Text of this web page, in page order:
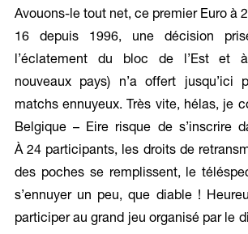
Avouons-le tout net, ce premier Euro à
16 depuis 1996, une décision
l’éclatement du bloc de l’Est et
nouveaux pays) n’a offert jusqu’ici
matchs ennuyeux. Très vite, hélas, je
Belgique – Eire risque de s’inscrire
À 24 participants, les droits de
des poches se remplissent, le
s’ennuyer un peu, que diable !
participer au grand jeu organisé par le